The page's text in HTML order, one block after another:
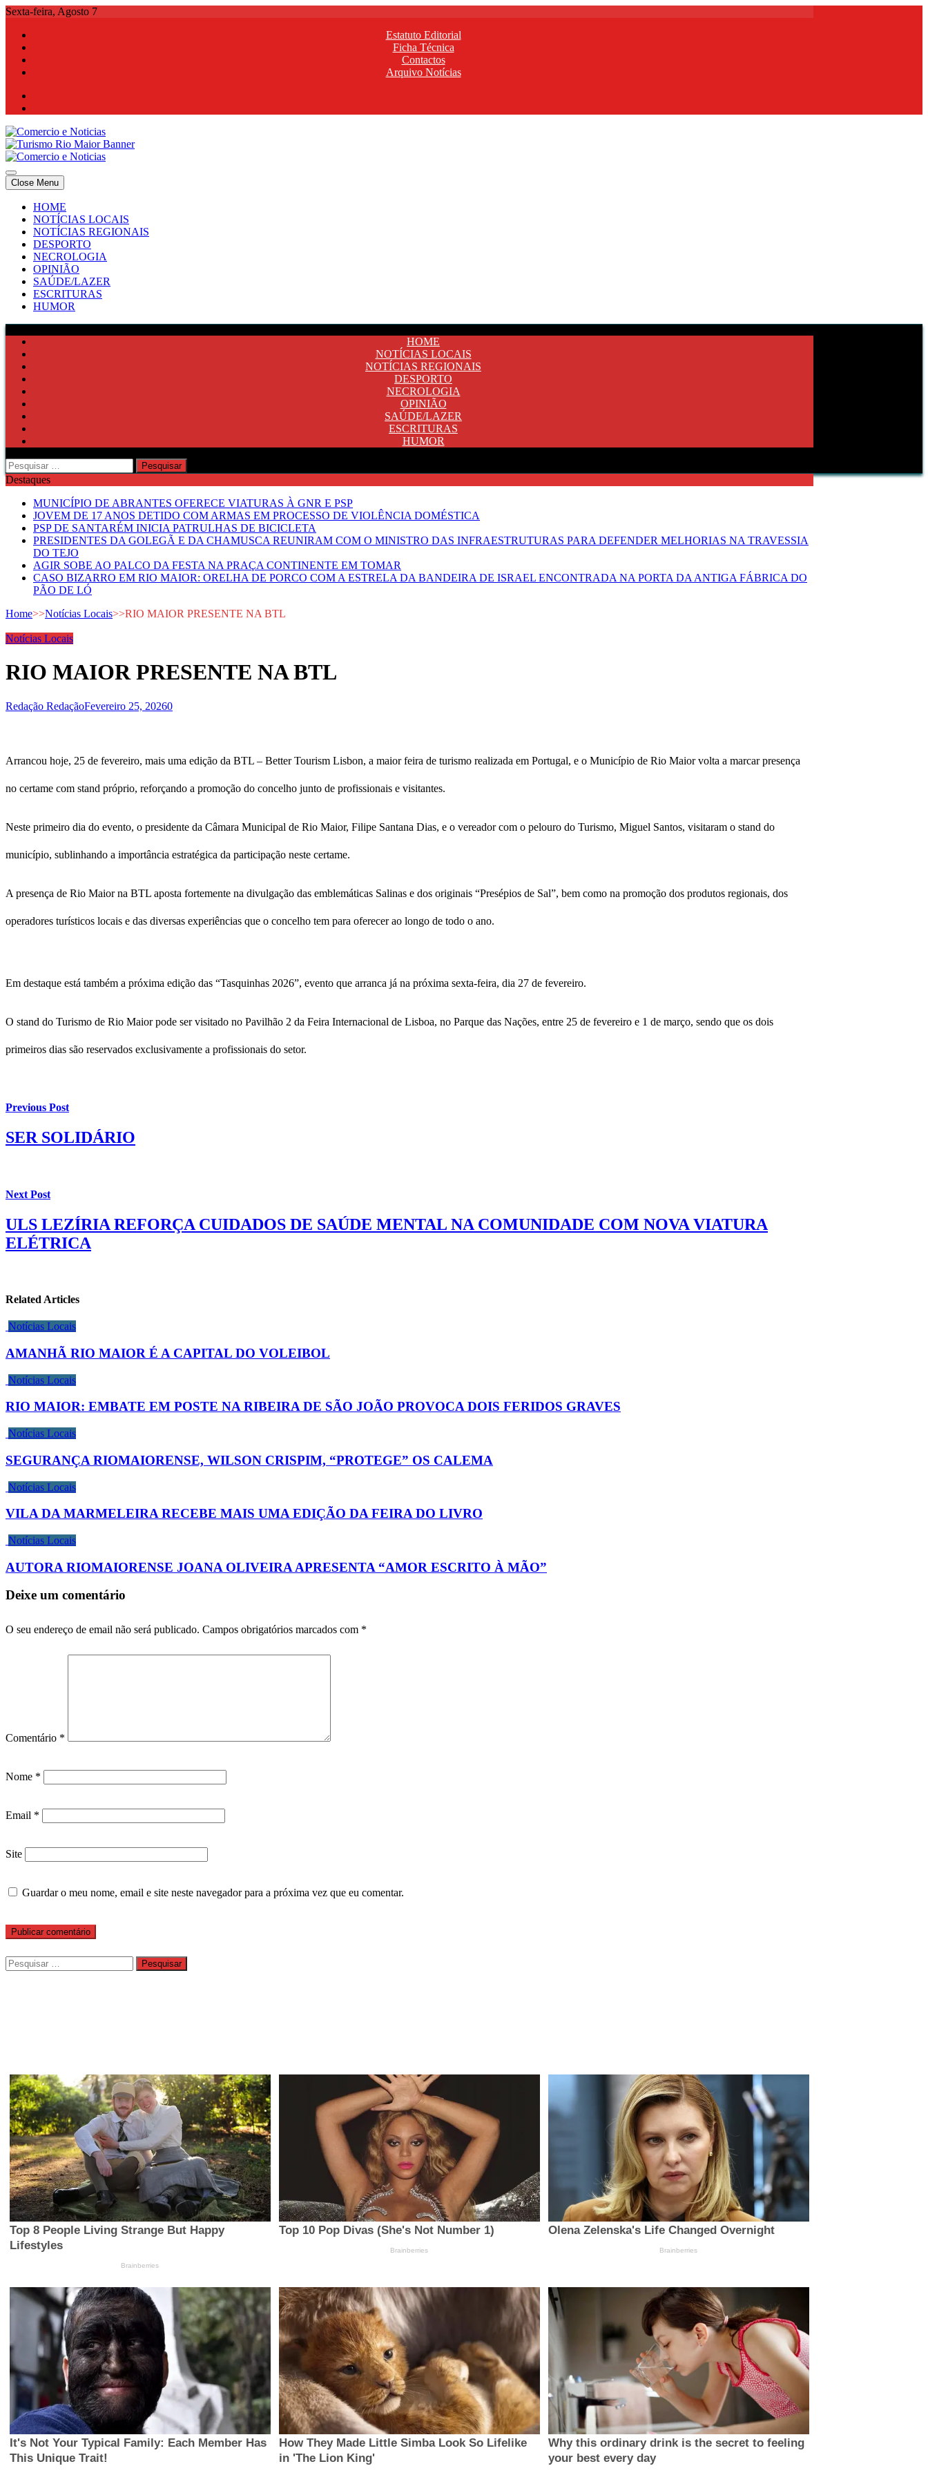
Skip
content
Sexta-feira, Agosto 7
Estatuto Editorial
Ficha Técnica
Contactos
Arquivo Notícias
Comercio e Noticias
Notícias e Publicidade Online
Comercio e Noticias
Notícias e Publicidade Online
Close Menu
HOME
NOTÍCIAS LOCAIS
NOTÍCIAS REGIONAIS
DESPORTO
NECROLOGIA
OPINIÃO
SAÚDE/LAZER
ESCRITURAS
HUMOR
HOME
NOTÍCIAS LOCAIS
NOTÍCIAS REGIONAIS
DESPORTO
NECROLOGIA
OPINIÃO
SAÚDE/LAZER
ESCRITURAS
HUMOR
Pesquisar
por:
Destaques
MUNICÍPIO DE ABRANTES OFERECE VIATURAS À GNR E PSP
JOVEM DE 17 ANOS DETIDO COM ARMAS EM PROCESSO DE VIOLÊNCIA DOMÉSTICA
PSP DE SANTARÉM INICIA PATRULHAS DE BICICLETA
PRESIDENTES DA GOLEGÃ E DA CHAMUSCA REUNIRAM COM O MINISTRO DAS INFRAESTRUTURAS PARA DEFENDER MELHORIAS NA TRAVESSIA
DO TEJO
AGIR SOBE AO PALCO DA FESTA NA PRAÇA CONTINENTE EM TOMAR
CASO BIZARRO EM RIO MAIOR: ORELHA DE PORCO COM A ESTRELA DA BANDEIRA DE ISRAEL ENCONTRADA NA PORTA DA ANTIGA FÁBRICA DO
PÃO DE LÓ
Home>>Notícias Locais>>RIO MAIOR PRESENTE NA BTL
Notícias Locais
RIO MAIOR PRESENTE NA BTL
Redação RedaçãoFevereiro 25, 20260
Arrancou hoje, 25 de fevereiro, mais uma edição da BTL – Better Tourism Lisbon, a maior feira de turismo realizada em Portugal, e o Município de Rio Maior volta a marcar presença
no certame com stand próprio, reforçando a promoção do concelho junto de profissionais e visitantes.
Neste primeiro dia do evento, o presidente da Câmara Municipal de Rio Maior, Filipe Santana Dias, e o vereador com o pelouro do Turismo, Miguel Santos, visitaram o stand do
município, sublinhando a importância estratégica da participação neste certame.
A presença de Rio Maior na BTL aposta fortemente na divulgação das emblemáticas Salinas e dos originais “Presépios de Sal”, bem como na promoção dos produtos regionais, dos
operadores turísticos locais e das diversas experiências que o concelho tem para oferecer ao longo de todo o ano.
Em destaque está também a próxima edição das “Tasquinhas 2026”, evento que arranca já na próxima sexta-feira, dia 27 de fevereiro.
O stand do Turismo de Rio Maior pode ser visitado no Pavilhão 2 da Feira Internacional de Lisboa, no Parque das Nações, entre 25 de fevereiro e 1 de março, sendo que os dois
primeiros dias são reservados exclusivamente a profissionais do setor.
Previous Post
SER SOLIDÁRIO
Next Post
ULS LEZÍRIA REFORÇA CUIDADOS DE SAÚDE MENTAL NA COMUNIDADE COM NOVA VIATURA
ELÉTRICA
Related Articles
Notícias Locais
AMANHÃ RIO MAIOR É A CAPITAL DO VOLEIBOL
Notícias Locais
RIO MAIOR: EMBATE EM POSTE NA RIBEIRA DE SÃO JOÃO PROVOCA DOIS FERIDOS GRAVES
Notícias Locais
SEGURANÇA RIOMAIORENSE, WILSON CRISPIM, “PROTEGE” OS CALEMA
Notícias Locais
VILA DA MARMELEIRA RECEBE MAIS UMA EDIÇÃO DA FEIRA DO LIVRO
Notícias Locais
AUTORA RIOMAIORENSE JOANA OLIVEIRA APRESENTA “AMOR ESCRITO À MÃO”
Deixe um comentário
O seu endereço de email não será publicado. Campos obrigatórios marcados com *
Comentário *
Nome *
Email *
Site
Guardar o meu nome, email e site neste navegador para a próxima vez que eu comentar.
Pesquisar
por: